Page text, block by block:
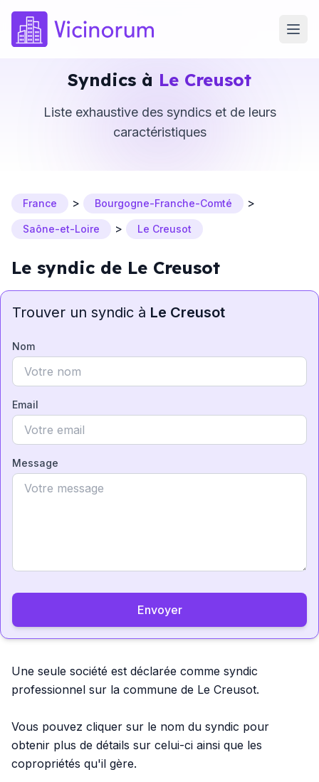
Syndics à Le Creusot
Liste exhaustive des syndics et de leurs
caractéristiques
France > Bourgogne-Franche-Comté >
Saône-et-Loire > Le Creusot
Le syndic de Le Creusot
Trouver un syndic à Le Creusot
Nom
Email
Message
Envoyer
Une seule société est déclarée comme syndic
professionnel sur la commune de Le Creusot.
Vous pouvez cliquer sur le nom du syndic pour
obtenir plus de détails sur celui-ci ainsi que les
copropriétés qu'il gère.